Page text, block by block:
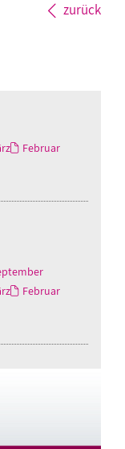
zurück
Februar
Februar